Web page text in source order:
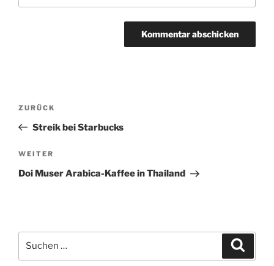
e
r
a
t
:
Beitragsnavigation
Vorheriger
Beitrag
ZURÜCK
Streik bei Starbucks
Nächster
Beitrag
WEITER
Doi Muser Arabica-Kaffee in Thailand
nach: